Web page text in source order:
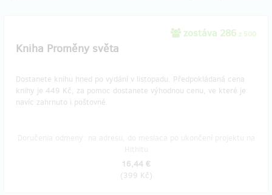
zostáva 286 z 500
Kniha Proměny světa
Dostanete knihu hned po vydání v listopadu. Předpokládaná cena
knihy je 449 Kč, za pomoc dostanete výhodnou cenu, ve které je
navíc zahrnuto i poštovné.
16,44 €
(399 Kč)